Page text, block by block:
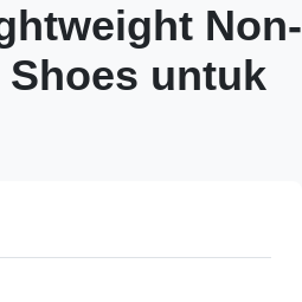
Non-
Shoes untuk